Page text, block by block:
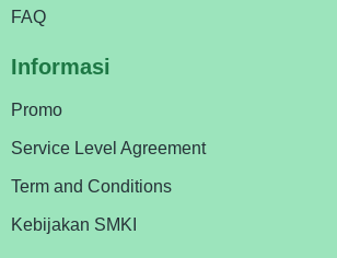
FAQ
Informasi
Promo
Service Level Agreement
Term and Conditions
Kebijakan SMKI